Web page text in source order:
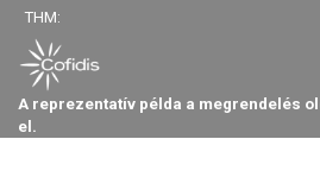
THM:
A reprezentatív példa a megrendelés
el.